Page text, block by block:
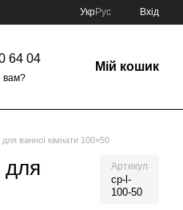
УкрРус Вхід
64 04
вам?
Мій кошик
ванної кімнати 100×50
для
Артикул
cp-l-
100-50